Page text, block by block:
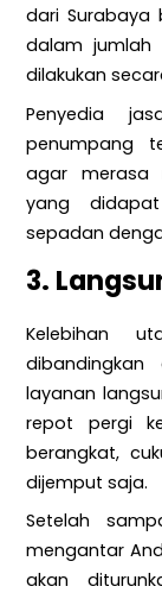
dari Surabaya
dalam jumlah
dilakukan
Penyedia
penumpang
agar merasa
yang
sepadan
3.
Kelebihan
layanan
repot pergi
berangkat,
dijemput saja.
Setelah
mengantar
akan